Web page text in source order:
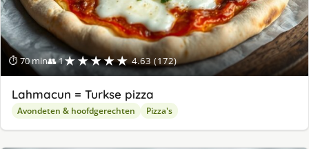
⏱ 70 min👥 1★★★★★ 4.63 (172)
Lahmacun = Turkse pizza
Avondeten & hoofdgerechten Pizza's